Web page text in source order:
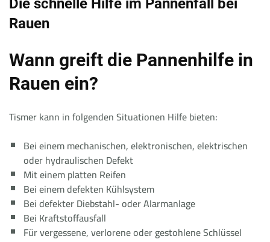
Die schnelle Hilfe im Pannenfall bei
Rauen
Wann greift die Pannenhilfe in
Rauen ein?
Tismer kann in folgenden Situationen Hilfe bieten:
Bei einem mechanischen, elektronischen, elektrischen
oder hydraulischen Defekt
Mit einem platten Reifen
Bei einem defekten Kühlsystem
Bei defekter Diebstahl- oder Alarmanlage
Bei Kraftstoffausfall
Für vergessene, verlorene oder gestohlene Schlüssel